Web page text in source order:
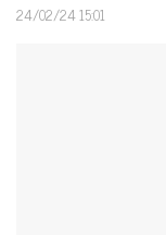
24/02/24 15:01